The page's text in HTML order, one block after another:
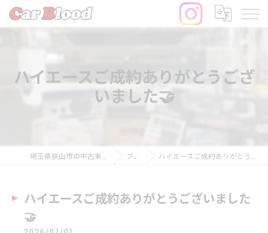
ハイエースご成約ありがとうござ
いました🤝
ブログ ハイエースご成約ありがとうございました🤝
ハイエースご成約ありがとうございました
🤝